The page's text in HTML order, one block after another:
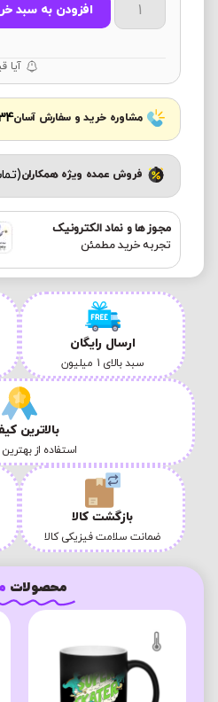
افزودن به سبد
آیا
مشاوره خرید و سفارش آسان
فروش عمده ویژه همکاران
مجوز ها و نماد الکترونیک
تجربه خرید مطمئن
ارسال رایگان
سبد بالای 1 میلیون
بالاترین
استفاده از
بازگشت کالا
ضمانت سلامت فیزیکی کالا
محصولات